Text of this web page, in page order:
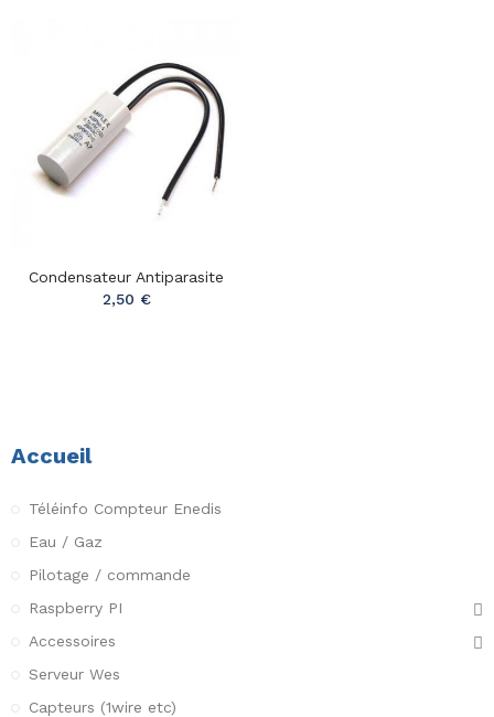
Condensateur Antiparasite
2,50 €
Accueil
Téléinfo Compteur Enedis
Eau / Gaz
Pilotage / commande
Raspberry PI
Accessoires
Serveur Wes
Capteurs (1wire etc)